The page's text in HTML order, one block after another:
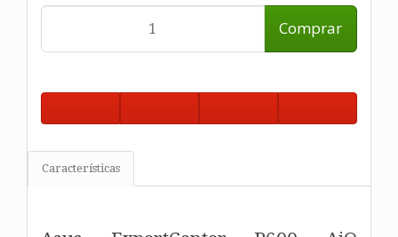
Comprar
Características